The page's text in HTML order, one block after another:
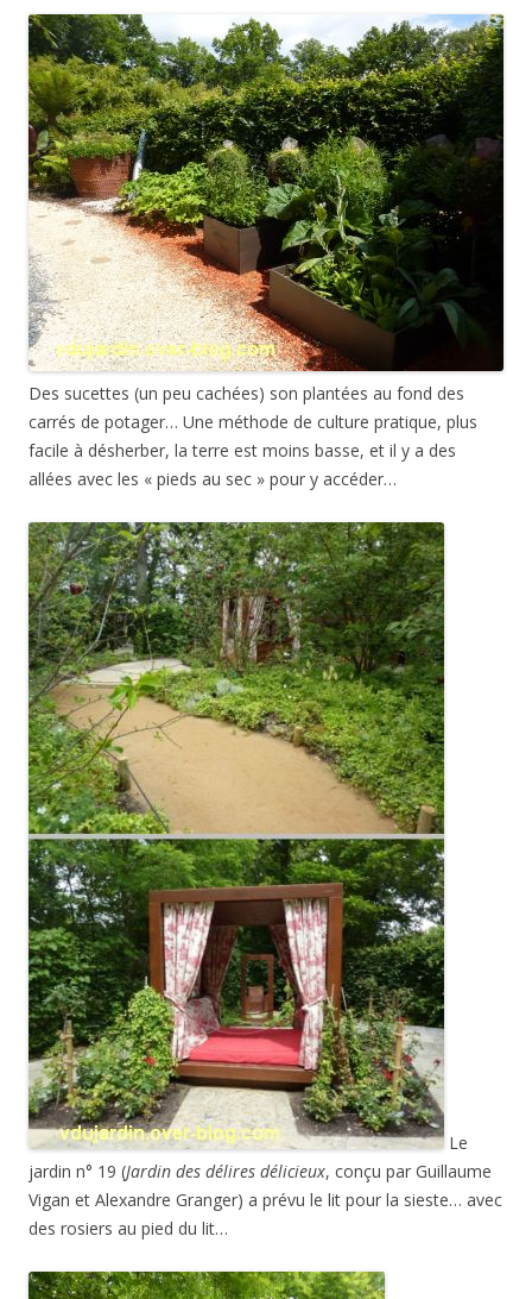
Des sucettes (un peu cachées) son plantées au fond des
carrés de potager… Une méthode de culture pratique, plus
facile à désherber, la terre est moins basse, et il y a des
allées avec les « pieds au sec » pour y accéder…
Le
jardin n° 19 (Jardin des délires délicieux, conçu par Guillaume
Vigan et Alexandre Granger) a prévu le lit pour la sieste… avec
des rosiers au pied du lit…